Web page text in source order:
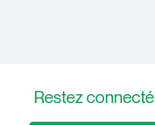
Restezconnecté